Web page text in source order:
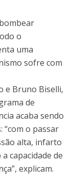
o
uma
sofre com
e Bruno Biselli,
de
acaba sendo
“com o passar
alta, infarto
capacidade de
explicam.